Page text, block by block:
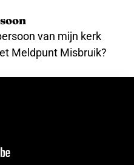
van mijn kerk
Meldpunt Misbruik?